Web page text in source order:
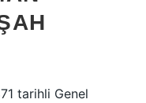
tarihli Genel